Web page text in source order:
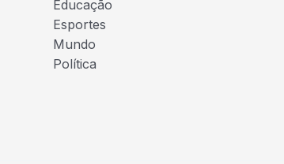
Educação
Esportes
Mundo
Política